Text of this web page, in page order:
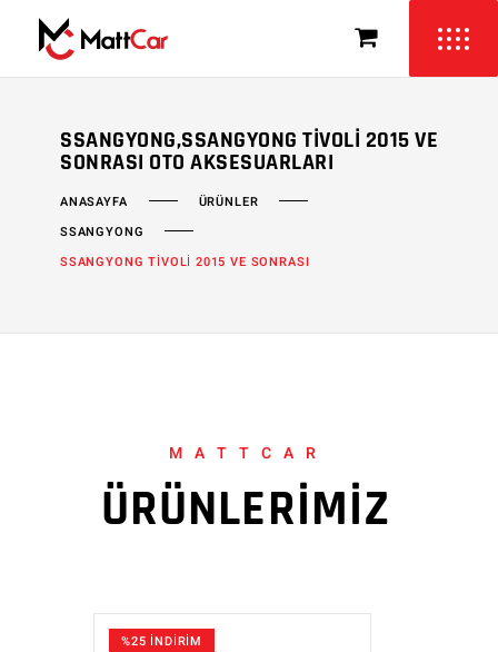
SSANGYONG,SSANGYONG TIVOLI 2015 VE
SONRASI OTO AKSESUARLARI
ANASAYFA
ÜRÜNLER
SSANGYONG
SSANGYONG TİVOLİ 2015 VE SONRASI
MATTCAR
ÜRÜNLERİMİZ
%25 İNDİRİM